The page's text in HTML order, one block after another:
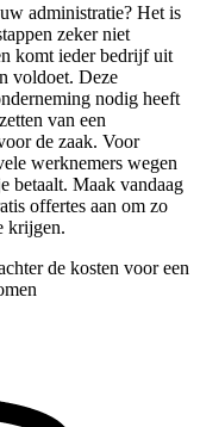
administratie? Het is
zeker niet
komt ieder bedrijf uit
voldoet. Deze
nodig heeft
van een
de zaak. Voor
werknemers wegen
betaalt. Maak vandaag
offertes aan om zo
krijgen.
de kosten voor een